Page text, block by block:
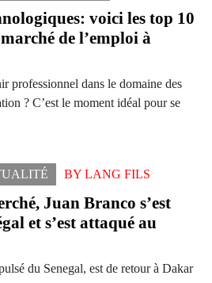
voici les top 10
de l’emploi à
professionnel dans le domaine des
? C’est le moment idéal pour se
BY LANG FILS
Juan Branco s’est
et s’est attaqué au
du Senegal, est de retour à Dakar